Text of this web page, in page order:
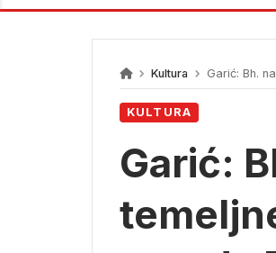
Kultura Garić: Bh.
KULTURA
Garić: